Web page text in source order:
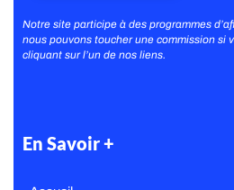
Notre site participe à des programmes
nous pouvons toucher une commission si
cliquant sur l’un de nos liens.
En Savoir +